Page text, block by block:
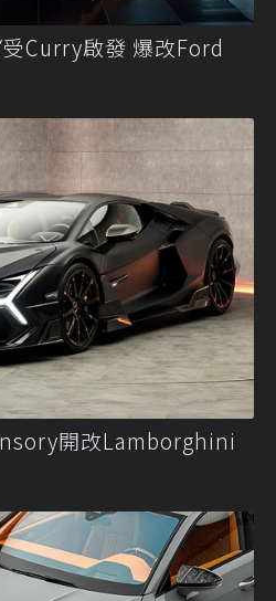
受Curry啟發 爆改Ford
開改Lamborghini